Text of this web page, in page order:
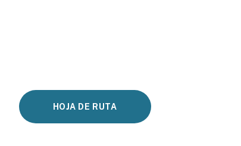
HOJA DE RUTA